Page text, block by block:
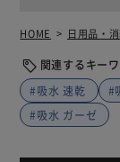
HOME 日用品・
関連するキー
#吸水 速乾
#
#吸水 ガーゼ